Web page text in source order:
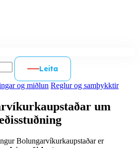
Leita
og miðlun Reglur og samþykktir
um
Bolungarvíkurkaupstaðar er